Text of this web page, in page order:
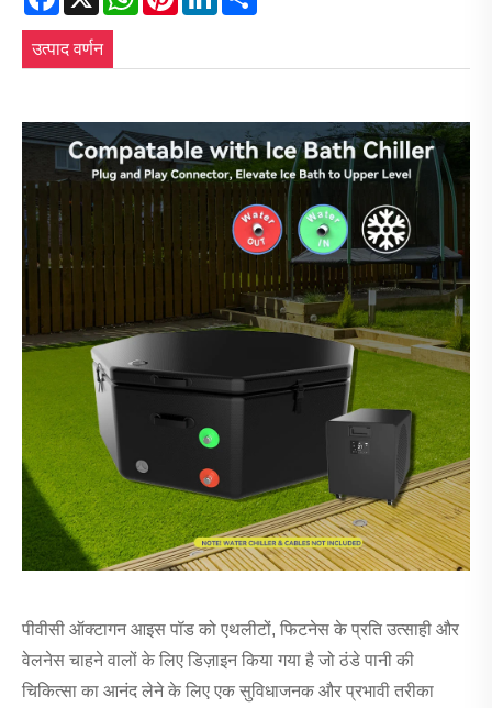
उत्पाद वर्णन
पीवीसी ऑक्टागन आइस पॉड को एथलीटों, फिटनेस के प्रति उत्साही और
वेलनेस चाहने वालों के लिए डिज़ाइन किया गया है जो ठंडे पानी की
चिकित्सा का आनंद लेने के लिए एक सुविधाजनक और प्रभावी तरीका